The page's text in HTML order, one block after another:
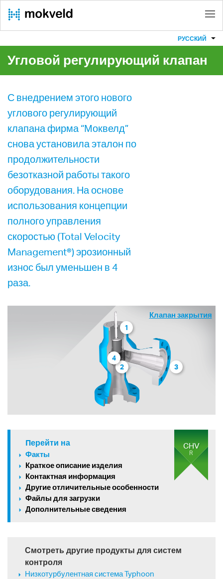
РУССКИЙ
Угловой регулирующий клапан
С внедрением этого нового
углового регулирующий
клапана фирма “Моквелд”
снова установила эталон по
продолжительности
безотказной работы такого
оборудования. На основе
использования концепции
полного управления
скоростью (Total Velocity
Management®) эрозионный
износ был уменьшен в 4
раза.
Клапан закрытия
1
2 3
4
CHV
R
Перейти на
Факты
Краткое описание изделия
Контактная информация
Другие отличительные особенности
Файлы для загрузки
Дополнительные сведения
Смотреть другие продукты для систем
контроля
Низкотурбулентная система Typhoon